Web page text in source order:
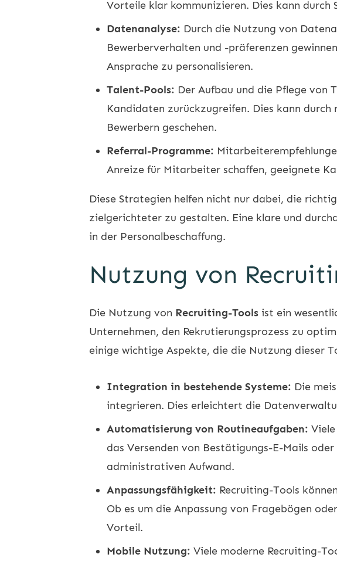
Vorteile klar kommunizieren. Dies kann
Datenanalyse: Durch die Nutzung von
Bewerberverhalten und -präferenzen
Ansprache zu personalisieren.
Talent-Pools: Der Aufbau und die Pflege von
Kandidaten zurückzugreifen. Dies kann
Bewerbern geschehen.
Referral-Programme:
Anreize für Mitarbeiter schaffen, geeignete
Diese Strategien helfen nicht nur dabei, die
zielgerichteter zu gestalten. Eine klare und
in der Personalbeschaffung.
Nutzung von
Die Nutzung von Recruiting-Tools ist ein
Unternehmen, den Rekrutierungsprozess zu
einige wichtige Aspekte, die die Nutzung dieser
Integration in bestehende Systeme: Die
integrieren. Dies erleichtert die
Automatisierung von Routineaufgaben:
das Versenden von Bestätigungs-E-Mails
administrativen Aufwand.
Anpassungsfähigkeit: Recruiting-Tools
Ob es um die Anpassung von Fragebögen
Vorteil.
Mobile Nutzung: Viele moderne Recruiting-